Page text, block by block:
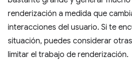
renderización a medida que
interacciones del usuario. Si te
situación, puedes considerar
limitar el trabajo de renderización.